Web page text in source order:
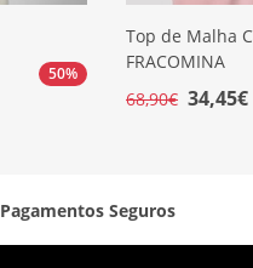
50%
Top de Malha
FRACOMINA
68,90€ 34,45€
Pagamentos Seguros